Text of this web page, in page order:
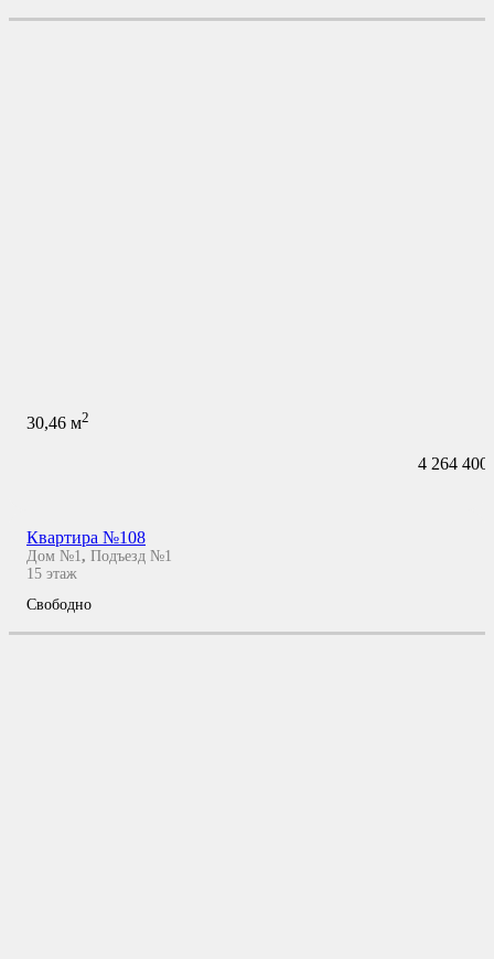
30,46 м2
4 264 400
Квартира №108
Дом №1, Подъезд №1
15 этаж
Свободно